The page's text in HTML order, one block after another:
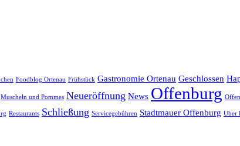
Foodblog Ortenau Frühstück Gastronomie Ortenau Geschlossen
Muscheln und Pommes Neueröffnung News Offenburg
Restaurants Schließung Servicegebühren Stadtmauer Offenburg Uber